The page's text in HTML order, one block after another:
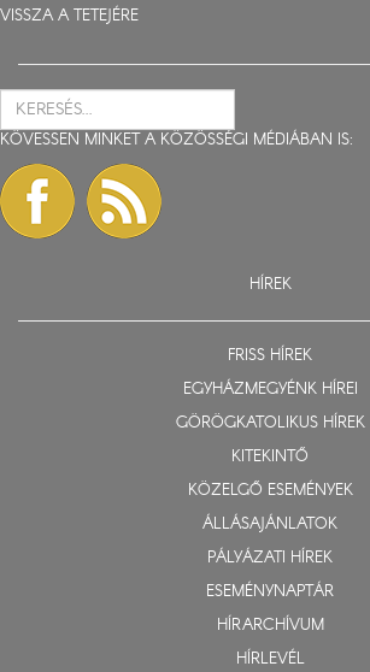
VISSZA A TETEJÉRE
KÖVESSEN MINKET A KÖZÖSSÉGI MÉDIÁBAN IS:
HÍREK
FRISS HÍREK
EGYHÁZMEGYÉNK HÍREI
GÖRÖGKATOLIKUS HÍREK
KITEKINTŐ
KÖZELGŐ ESEMÉNYEK
ÁLLÁSAJÁNLATOK
PÁLYÁZATI HÍREK
ESEMÉNYNAPTÁR
HÍRARCHÍVUM
HÍRLEVÉL